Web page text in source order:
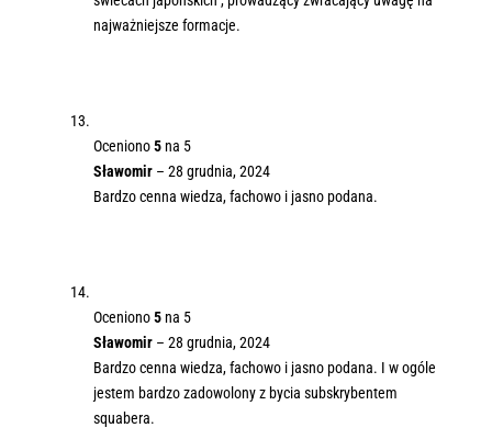
najważniejsze formacje.
Oceniono5na 5
Sławomir – 28 grudnia, 2024
Bardzo cenna wiedza, fachowo i jasno podana.
Oceniono5na 5
Sławomir – 28 grudnia, 2024
Bardzo cenna wiedza, fachowo i jasno podana. I w ogóle
jestem bardzo zadowolony z bycia subskrybentem
squabera.